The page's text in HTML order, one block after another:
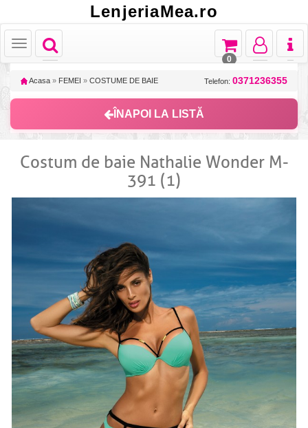
LenjeriaMea.ro
Toggle
navigation
Toggle
Toggle
navigation
Toggle
navigation
Toggle
navigation
0
Acasa » FEMEI » COSTUME DE BAIE Telefon: 0371236355
ÎNAPOI LA LISTĂ
Costum de baie Nathalie Wonder M-
391 (1)